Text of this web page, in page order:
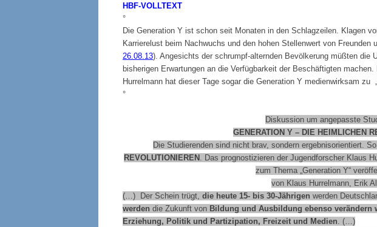
HBF-VOLLTEXT
°
Die Generation Y ist schon seit Monaten in den Schlagzeilen. Klagen
Karrierelust beim Nachwuchs und den hohen Stellenwert von Freunden
26.08.13). Angesichts der schrumpf-alternden Bevölkerung müßten die
bisherigen Erwartungen an die Verfügbarkeit der Beschäftigten
Hurrelmann hat dieser Tage sogar die Generation Y medienwirksam zu
°
Diskussion um angepasste
GENERATION Y – DIE HEIMLICHEN
Die Studierenden sind nicht brav, sondern ergebnisorientiert. So
REVOLUTIONIEREN. Das prognostizieren der Jugendforscher Klaus
zum Thema „Generation Y“
von Klaus Hurrelmann, Erik
(…) Der Schein trügt, die heute 15- bis 30-Jährigen werden
werden die Zukunft von Bildung und Ausbildung ebenso
Erziehung, Politik und Partizipation, Freizeit und Medien . (…)